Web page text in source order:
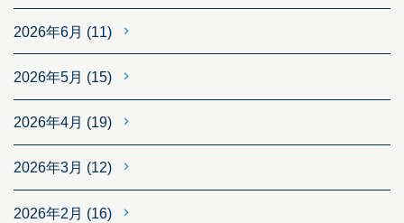
2026年6月 (11)
2026年5月 (15)
2026年4月 (19)
2026年3月 (12)
2026年2月 (16)